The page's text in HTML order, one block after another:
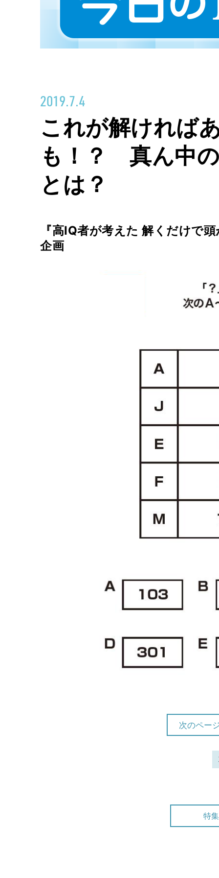
2019.7.4
これが解ければ
も！？ 真ん中
とは？
『高IQ者が考えた 解くだけで
企画
次のペー
特